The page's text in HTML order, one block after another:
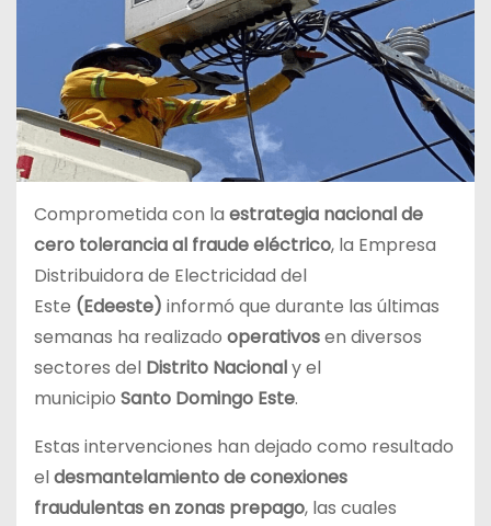
Comprometida con la estrategia nacional de
cero tolerancia al fraude eléctrico, la Empresa
Distribuidora de Electricidad del
Este (Edeeste) informó que durante las últimas
semanas ha realizado operativosen diversos
sectores del Distrito Nacionaly el
municipio Santo Domingo Este.
Estas intervenciones han dejado como resultado
eldesmantelamiento de conexiones
fraudulentas en zonas prepago, las cuales